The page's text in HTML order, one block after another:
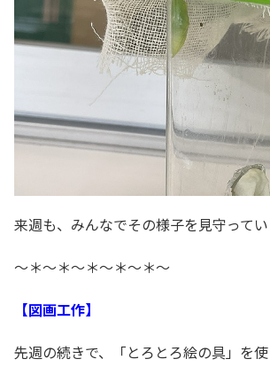
来週も、みんなでその様子を見守ってい
～＊～＊～＊～＊～＊～
【図画工作】
先週の続きで、「とろとろ絵の具」を